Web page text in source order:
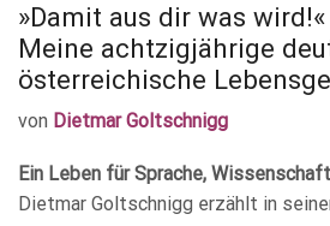
»Damit aus dir was wird!«
Meine achtzigjährige
österreichische
von Dietmar Goltschnigg
Ein Leben für Sprache,
Dietmar Goltschnigg erzählt in